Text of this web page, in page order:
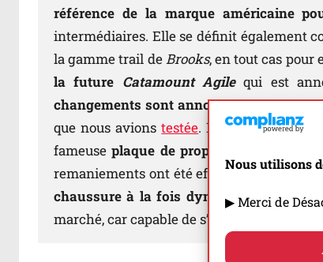
Nous utilisons
▶ Merci de
référence de la marque américaine
intermédiaires. Elle se définit également
la gamme trail de Brooks, en tout cas pour
la future Catamount Agilequi est
changements sont annoncés: la
que nous avionstestée. LaCatamount
fameuseplaque de propulsion
remaniements ont été effectués au niveau
chaussure à la fois dynamique et
marché, car capable de s’aventurer aussi